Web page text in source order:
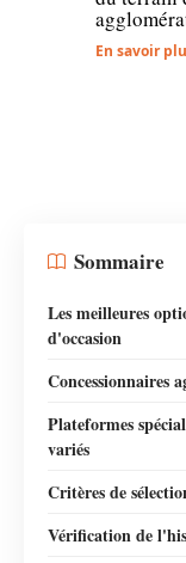
En savoir
Sommaire
Les meilleures
d'occasion
Concessionnaires
Plateformes
variés
Critères de
Vérification de